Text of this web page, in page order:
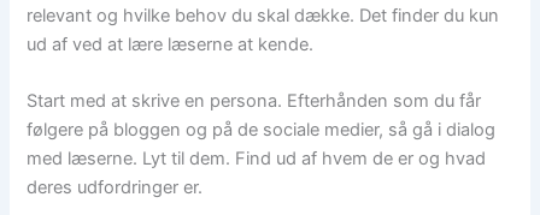
relevant og hvilke behov du skal dække. Det finder du kun
ud af ved at lære læserne at kende.
Start med at skrive en persona. Efterhånden som du får
følgere på bloggen og på de sociale medier, så gå i dialog
med læserne. Lyt til dem. Find ud af hvem de er og hvad
deres udfordringer er.